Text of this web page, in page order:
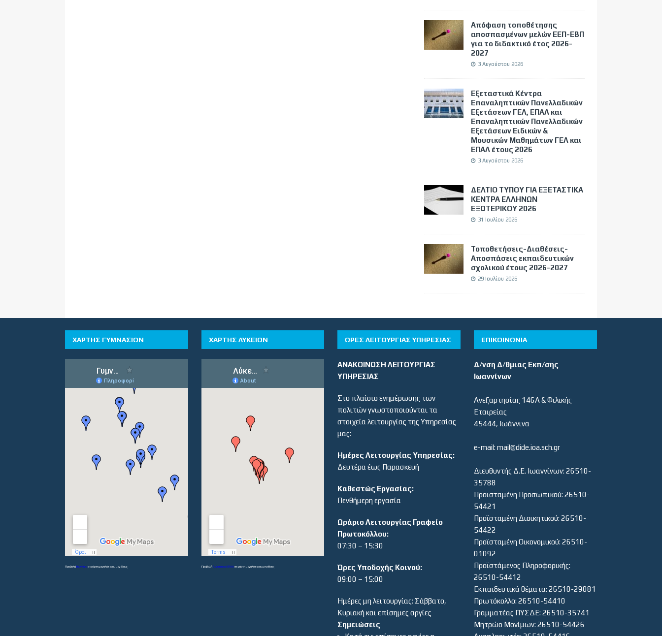
Απόφαση τοποθέτησης
αποσπασμένων μελών ΕΕΠ-ΕΒΠ
για το διδακτικό έτος 2026-
2027
3 Αυγούστου 2026
Εξεταστικά Κέντρα
Επαναληπτικών Πανελλαδικών
Εξετάσεων ΓΕΛ, ΕΠΑΛ και
Επαναληπτικών Πανελλαδικών
Εξετάσεων Ειδικών &
Μουσικών Μαθημάτων ΓΕΛ και
ΕΠΑΛ έτους 2026
3 Αυγούστου 2026
ΔΕΛΤΙΟ ΤΥΠΟΥ ΓΙΑ ΕΞΕΤΑΣΤΙΚΑ
ΚΕΝΤΡΑ ΕΛΛΗΝΩΝ
ΕΞΩΤΕΡΙΚΟΥ 2026
31 Ιουλίου 2026
Τοποθετήσεις-Διαθέσεις-
Αποσπάσεις εκπαιδευτικών
σχολικού έτους 2026-2027
29 Ιουλίου 2026
ΧΑΡΤΗΣ ΓΥΜΝΑΣΙΩΝ
ΠροβολήΓυμνάσιασε χάρτη μεγαλύτερου μεγέθους
ΧΑΡΤΗΣ ΛΥΚΕΙΩΝ
ΠροβολήΛύκεια και ΕΠΑΛσε χάρτη μεγαλύτερου μεγέθους
ΏΡΕΣ ΛΕΙΤΟΥΡΓΊΑΣ ΥΠΗΡΕΣΊΑΣ
ΑΝΑΚΟΙΝΩΣΗ ΛΕΙΤΟΥΡΓΙΑΣ
ΥΠΗΡΕΣΙΑΣ
Στο πλαίσιο ενημέρωσης των
πολιτών γνωστοποιούνται τα
στοιχεία λειτουργίας της Υπηρεσίας
μας:
Ημέρες Λειτουργίας Υπηρεσίας:
Δευτέρα έως Παρασκευή
Καθεστώς Εργασίας:
Πενθήμερη εργασία
Ωράριο Λειτουργίας Γραφείο
Πρωτοκόλλου:
07:30 – 15:30
Ώρες Υποδοχής Κοινού:
09:00 – 15:00
Ημέρες μη λειτουργίας: Σάββατο,
Κυριακή και επίσημες αργίες
Σημειώσεις
ΕΠΙΚΟΙΝΩΝΙΑ
Δ/νση Δ/θμιας Εκπ/σης
Ιωαννίνων
Ανεξαρτησίας 146Α & Φιλικής
Εταιρείας
45444, Ιωάννινα
e-mail: mail@dide.ioa.sch.gr
Διευθυντής Δ.Ε. Ιωαννίνων: 26510-
35788
Προϊσταμένη Προσωπικού: 26510-
54421
Προϊσταμένη Διοικητικού: 26510-
54422
Προϊσταμένη Οικονομικού: 26510-
01092
Προϊστάμενος Πληροφορικής:
26510-54412
Εκπαιδευτικά θέματα: 26510-29081
Πρωτόκολλο: 26510-54410
Γραμματέας ΠΥΣΔΕ: 26510-35741
Μητρώο Μονίμων: 26510-54426